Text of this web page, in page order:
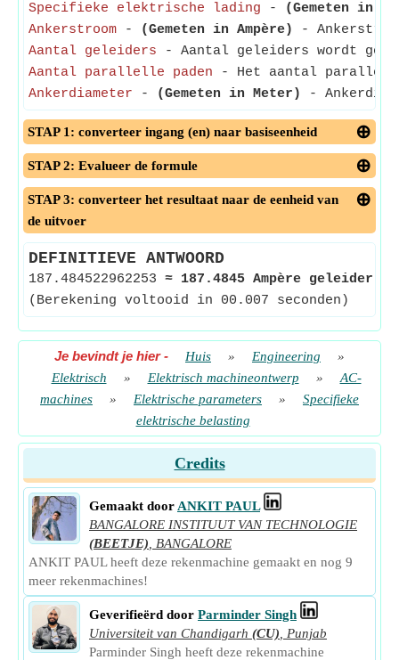
Specifieke elektrische lading -
(Gemeten in
Ankerstroom - (Gemeten in Ampère)
-
Aantal geleiders - Aantal geleiders wordt
Aantal parallelle paden - Het aantal parallelle
Ankerdiameter - (Gemeten in Meter) -
STAP 1: converteer ingang (en) naar basiseenheid
STAP 2: Evalueer de formule
STAP 3: converteer het resultaat naar de eenheid van
de uitvoer
DEFINITIEVE ANTWOORD
187.484522962253 ≈ 187.4845 Ampère geleider
(Berekening voltooid in 00.007 seconden)
Je bevindt je hier- Huis » Engineering
»
Elektrisch
» Elektrisch machineontwerp »
AC-
machines
» Elektrische parameters »
Specifieke
elektrische belasting
Credits
Gemaakt door ANKIT PAUL
BANGALORE INSTITUUT VAN TECHNOLOGIE
(BEETJE)
BANGALORE
ANKIT PAUL heeft deze rekenmachine gemaakt en nog 9
meer rekenmachines!
Geverifieërd door Parminder Singh
Universiteit van Chandigarh (CU)
Punjab
Parminder Singh heeft deze rekenmachine